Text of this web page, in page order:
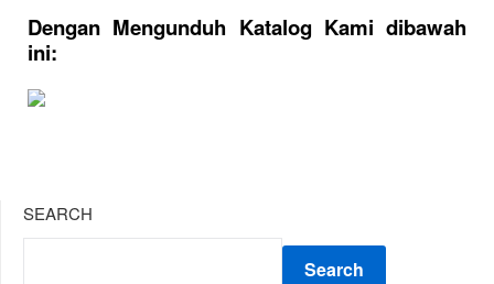
Dengan Mengunduh Katalog Kami dibawah
ini:
SEARCH
Search